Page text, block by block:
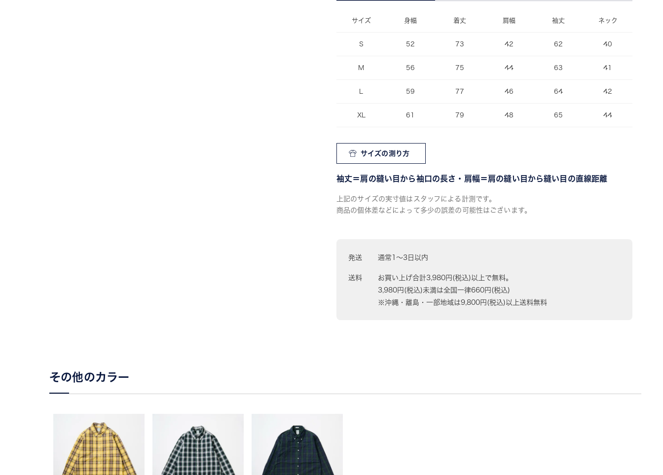
サイズ 身幅 着丈 肩幅 袖丈 ネック
S 52 73 42 62 40
M 56 75 44 63 41
L 59 77 46 64 42
XL 61 79 48 65 44
サイズの測り方
袖丈＝肩の縫い目から袖口の長さ・肩幅＝肩の縫い目から縫い目の直線距離
上記のサイズの実寸値はスタッフによる計測です。
商品の個体差などによって多少の誤差の可能性はございます。
発送 通常1〜3日以内
送料
お買い上げ合計3,980円(税込)以上で無料。
3,980円(税込)未満は全国一律660円(税込)
※沖縄・離島・一部地域は9,800円(税込)以上送料無料
その他のカラー